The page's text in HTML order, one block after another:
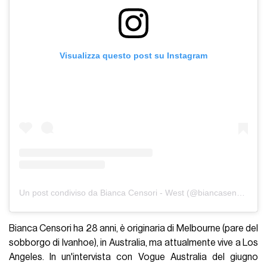
Visualizza questo post su Instagram
Bianca Censori ha 28 anni, è originaria di Melbourne (pare del
sobborgo di Ivanhoe), in Australia, ma attualmente vive a Los
Angeles. In un'intervista con Vogue Australia del giugno